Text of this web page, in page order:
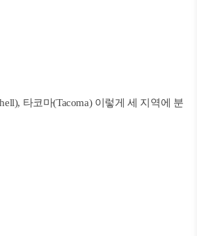
타코마(Tacoma) 이렇게 세 지역에 분